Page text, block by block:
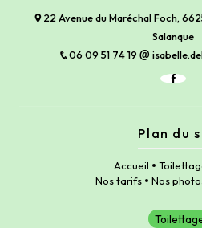
22 Avenue du Maréchal Foch,
Salanque
06 09 51 74 19
Plan du
Accueil
Nos tarifs
Nos